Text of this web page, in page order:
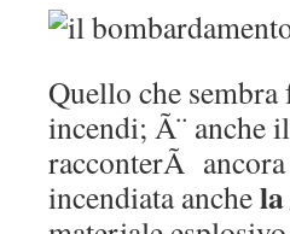
Quello che
incendi; Ã¨ anche
racconterÃ
incendiata anchela